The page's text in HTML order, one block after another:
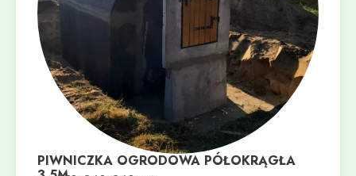
PIWNICZKA OGRODOWA PÓŁOKRĄGŁA